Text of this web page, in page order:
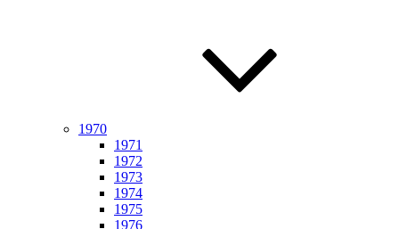
1970
1971
1972
1973
1974
1975
1976